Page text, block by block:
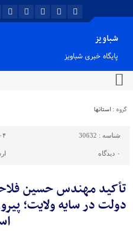
شباویز
پایگاه خبری شباویز
گروه : استانها
شناسه : 30632 ۰۴ اردیبهشت ۱۴۰۵ - ۲۳:۴۶
۰ دیدگاه
تأکید مهندس حسین
دولت در سایه ولایت؛